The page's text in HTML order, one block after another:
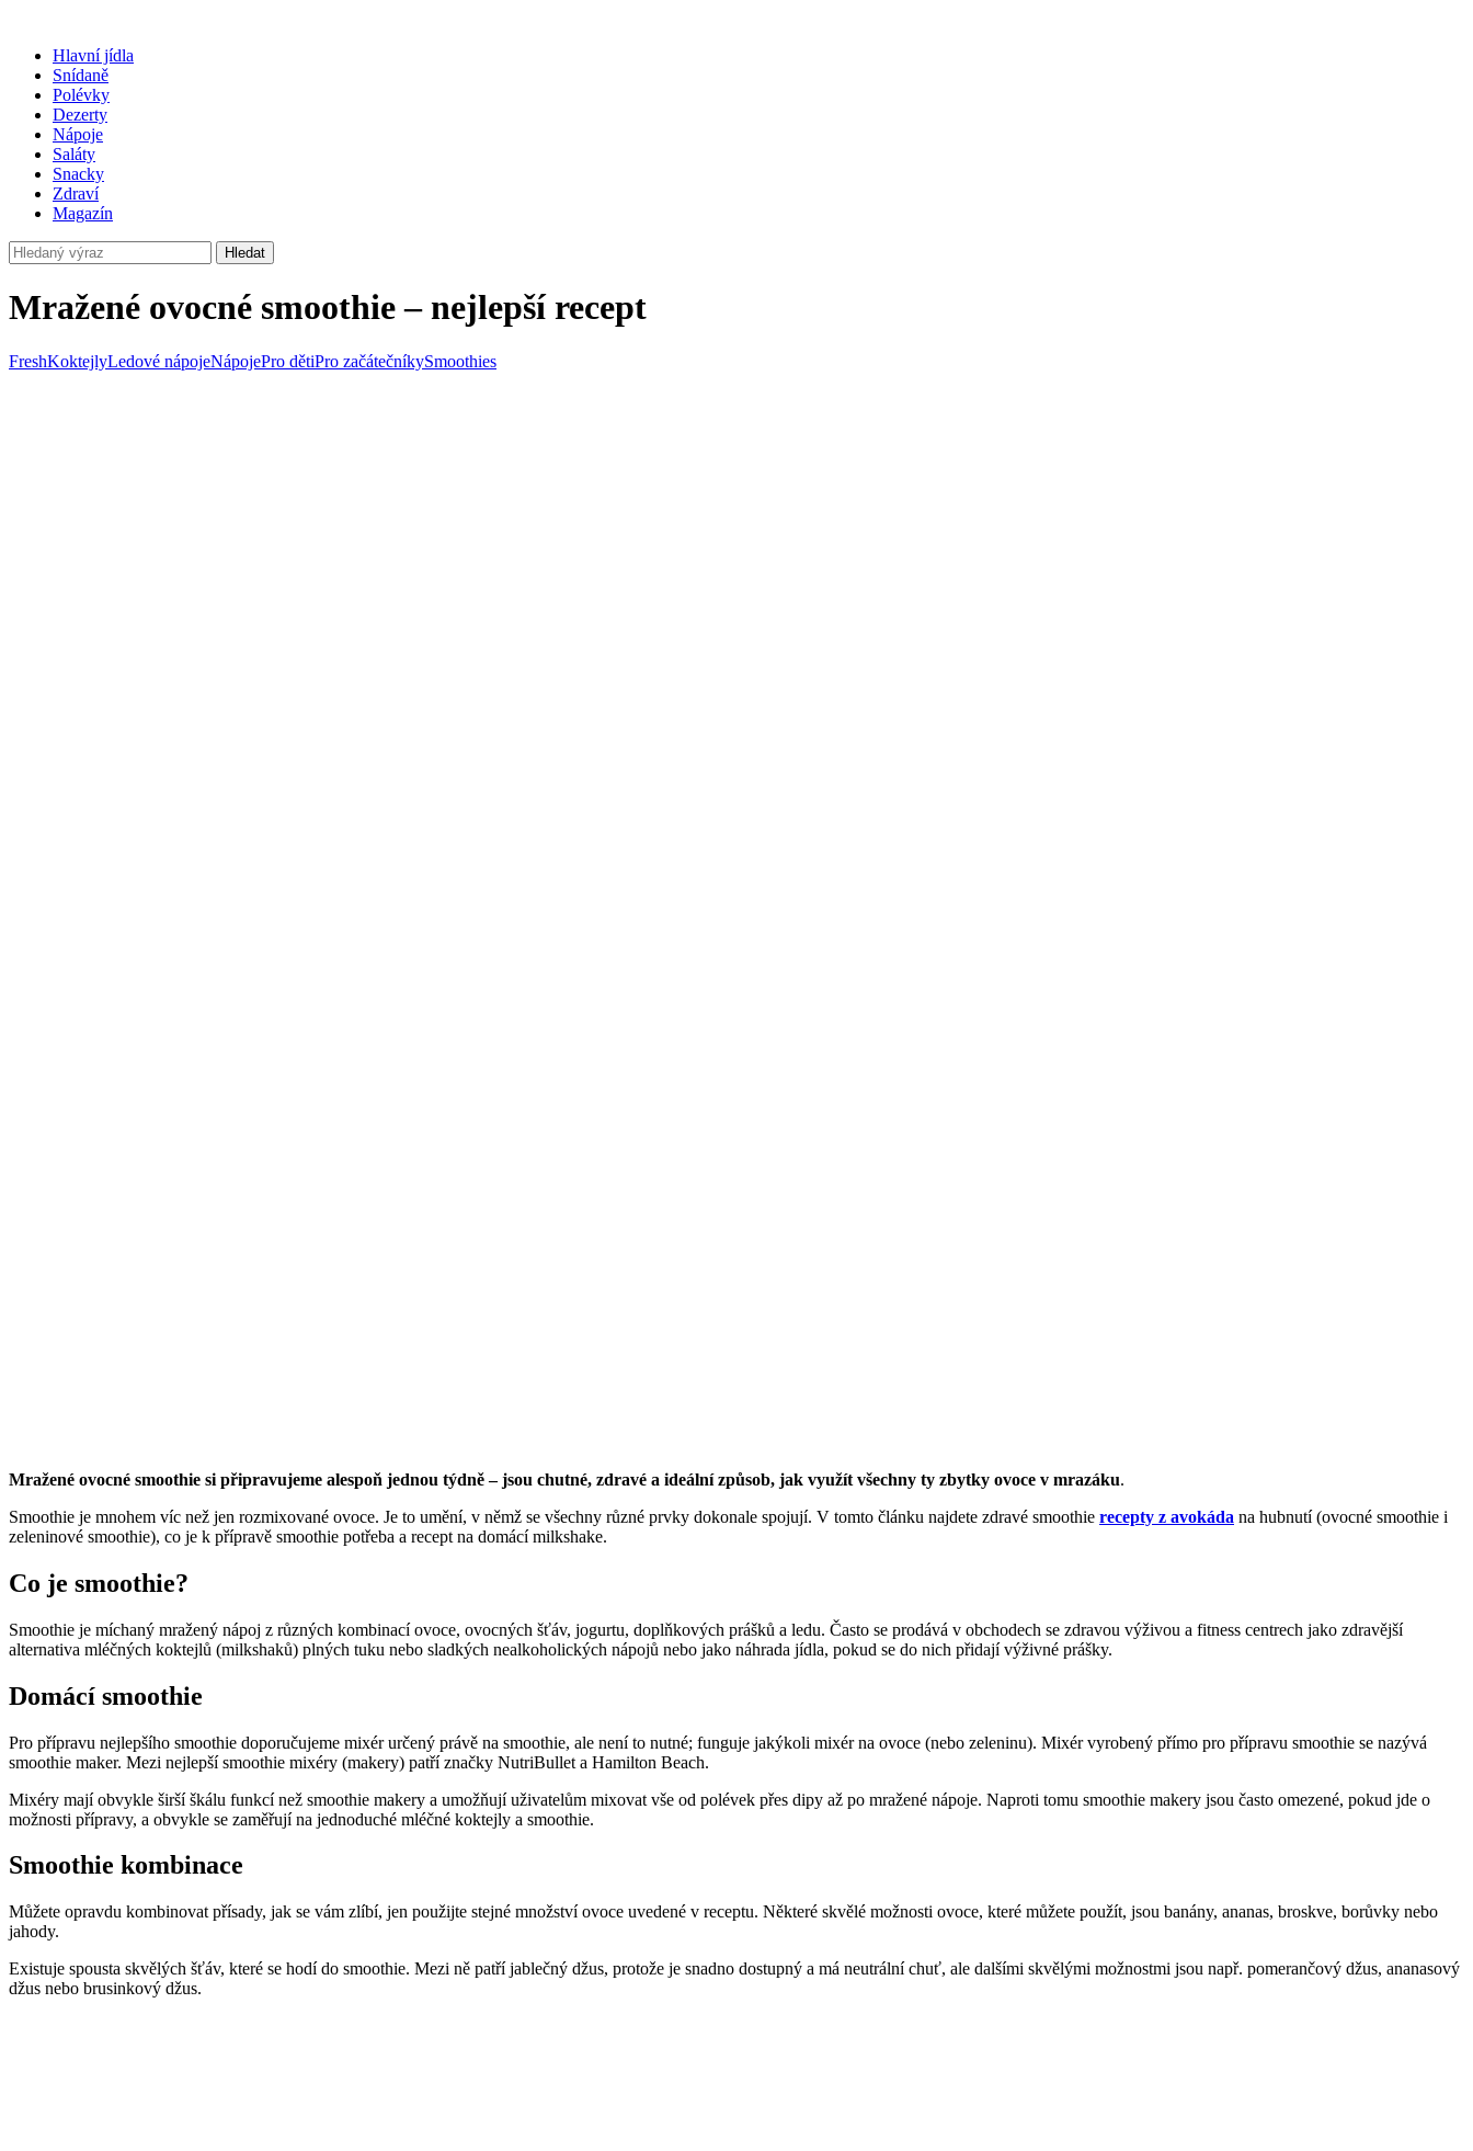
Hlavní jídla
Snídaně
Polévky
Dezerty
Nápoje
Saláty
Snacky
Zdraví
Magazín
Hledat
Mražené ovocné smoothie – nejlepší recept
FreshKoktejlyLedové nápojeNápojePro dětiPro začátečníkySmoothies
Mražené ovocné smoothie si připravujeme alespoň jednou týdně – jsou chutné, zdravé a ideální způsob, jak využít všechny ty zbytky ovoce v mrazáku.
Smoothie je mnohem víc než jen rozmixované ovoce. Je to umění, v němž se všechny různé prvky dokonale spojují. V tomto článku najdete zdravé smoothie recepty z avokáda na hubnutí (ovocné smoothie i
zeleninové smoothie), co je k přípravě smoothie potřeba a recept na domácí milkshake.
Co je smoothie?
Smoothie je míchaný mražený nápoj z různých kombinací ovoce, ovocných šťáv, jogurtu, doplňkových prášků a ledu. Často se prodává v obchodech se zdravou výživou a fitness centrech jako zdravější
alternativa mléčných koktejlů (milkshaků) plných tuku nebo sladkých nealkoholických nápojů nebo jako náhrada jídla, pokud se do nich přidají výživné prášky.
Domácí smoothie
Pro přípravu nejlepšího smoothie doporučujeme mixér určený právě na smoothie, ale není to nutné; funguje jakýkoli mixér na ovoce (nebo zeleninu). Mixér vyrobený přímo pro přípravu smoothie se nazývá
smoothie maker. Mezi nejlepší smoothie mixéry (makery) patří značky NutriBullet a Hamilton Beach.
Mixéry mají obvykle širší škálu funkcí než smoothie makery a umožňují uživatelům mixovat vše od polévek přes dipy až po mražené nápoje. Naproti tomu smoothie makery jsou často omezené, pokud jde o
možnosti přípravy, a obvykle se zaměřují na jednoduché mléčné koktejly a smoothie.
Smoothie kombinace
Můžete opravdu kombinovat přísady, jak se vám zlíbí, jen použijte stejné množství ovoce uvedené v receptu. Některé skvělé možnosti ovoce, které můžete použít, jsou banány, ananas, broskve, borůvky nebo
jahody.
Existuje spousta skvělých šťáv, které se hodí do smoothie. Mezi ně patří jablečný džus, protože je snadno dostupný a má neutrální chuť, ale dalšími skvělými možnostmi jsou např. pomerančový džus, ananasový
džus nebo brusinkový džus.